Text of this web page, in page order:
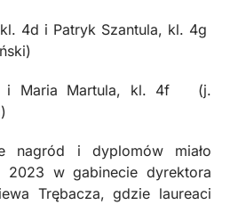
4d i Patryk Szantula, kl. 4g
i Maria Martula, kl. 4f (j.
nagród i dyplomów miało
2023 w gabinecie dyrektora
Trębacza, gdzie laureaci